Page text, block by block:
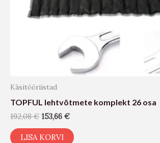
Käsitööriistad
TOPFUL lehtvõtmete komplekt 26 osa
192,08€ 153,66 €
LISA KORVI